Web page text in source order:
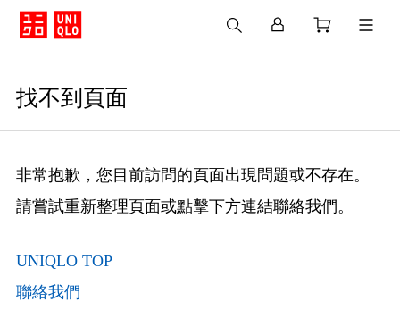
找不到頁面
非常抱歉，您目前訪問的頁面出現問題或不存在。
請嘗試重新整理頁面或點擊下方連結聯絡我們。
UNIQLO TOP
聯絡我們